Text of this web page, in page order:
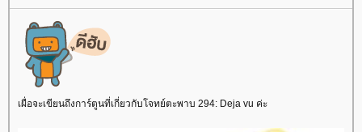
เผื่อจะเขียนถึงการ์ตูนที่เกี่ยวกับโจทย์ตะพาบ 294: Deja vu ค่ะ